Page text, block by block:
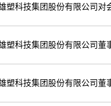
塑科技集团股份有限公司
塑科技集团股份有限公司
塑科技集团股份有限公司董